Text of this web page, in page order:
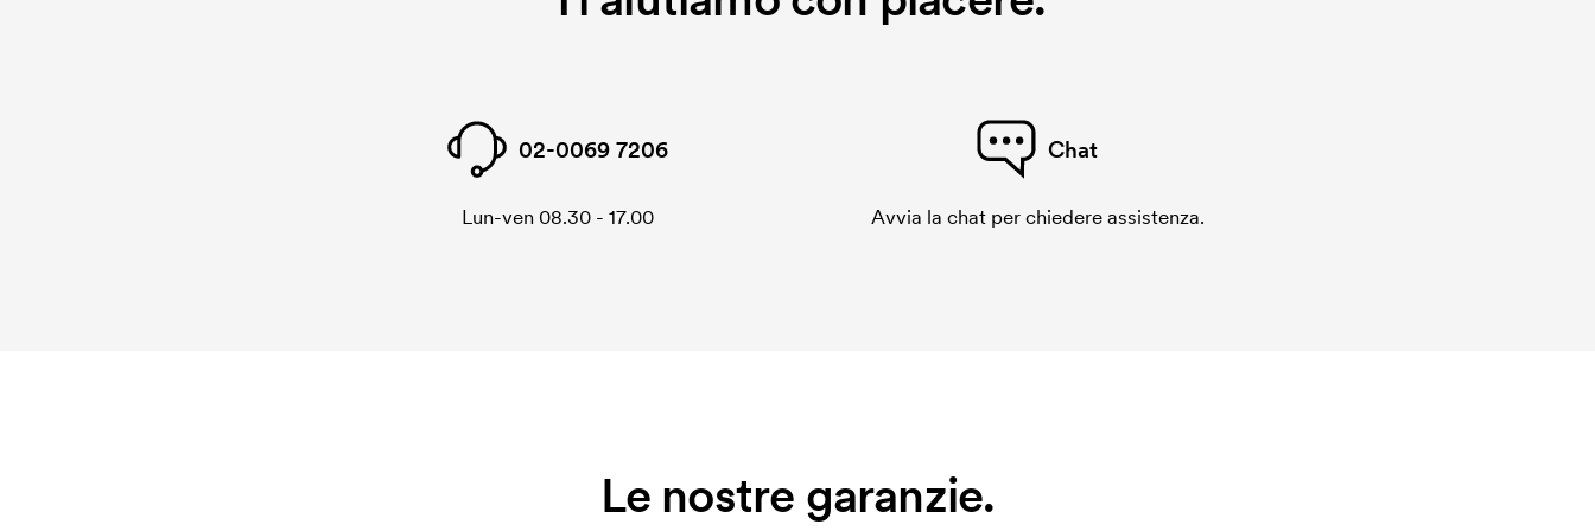
02-0069 7206
Lun-ven 08.30 - 17.00
Chat
Avvia la chat per chiedere assistenza.
Le nostre garanzie.